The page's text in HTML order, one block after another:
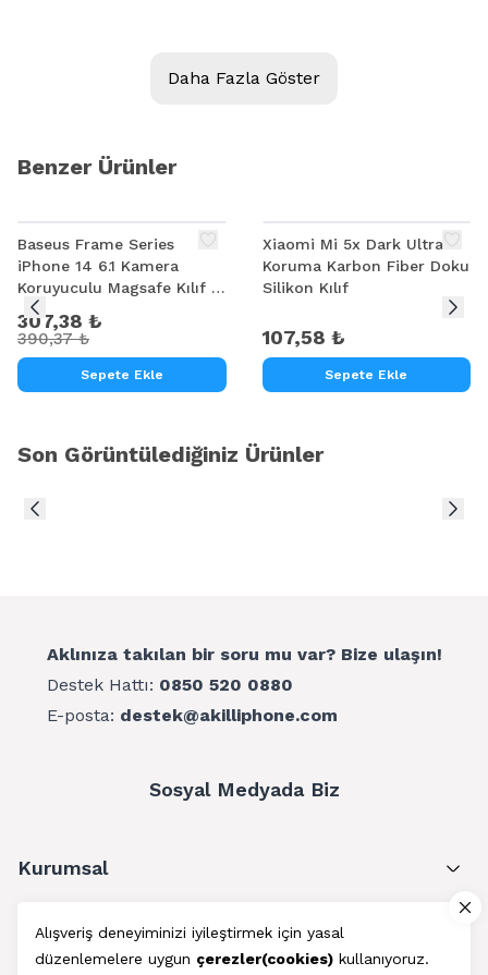
Alışveriş deneyiminizi iyileştirmek için yasal
düzenlemelere uygun çerezler(cookies) kullanıyoruz.
Daha Fazla Göster
Benzer Ürünler
Baseus Frame Series
iPhone 14 6.1 Kamera
Koruyuculu Magsafe Kılıf +
Tempered Ekran Koruyucu
Set
307,38 ₺
390,37 ₺
Sepete Ekle
Xiaomi Mi 5x Dark Ultra
Koruma Karbon Fiber Doku
Silikon Kılıf
107,58 ₺
Sepete Ekle
Son Görüntülediğiniz Ürünler
Aklınıza takılan bir soru mu var? Bize ulaşın!
Destek Hattı: 0850 520 0880
E-posta: destek@akilliphone.com
Sosyal Medyada Biz
Kurumsal
Müşteri Hizmetleri